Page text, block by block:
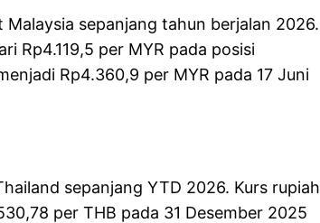
sepanjang tahun berjalan 2026.
Rp4.119,5 per MYR pada posisi
Rp4.360,9 per MYR pada 17 Juni
sepanjang YTD 2026. Kurs rupiah
per THB pada 31 Desember 2025